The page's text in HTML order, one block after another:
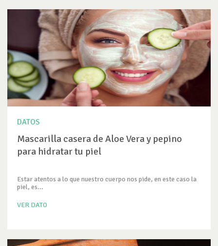
DATOS
Mascarilla casera de Aloe Vera y pepino
para hidratar tu piel
Estar atentos a lo que nuestro cuerpo nos pide, en este caso la
piel, es...
VER DATO